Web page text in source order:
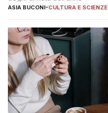
ASIA BUCONI-CULTURA E SCIENZE